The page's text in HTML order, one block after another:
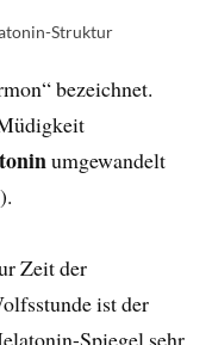
Struktur
bezeichnet.
umgewandelt
Zeit der
ist der
Spiegel sehr